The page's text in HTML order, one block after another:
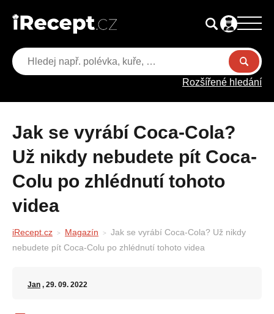
Rozšířené hledání
Jak se vyrábí Coca-Cola?
Už nikdy nebudete pít Coca-
Colu po zhlédnutí tohoto
videa
iRecept.cz Magazín
Jak se vyrábí Coca-Cola? Už nikdy
nebudete pít Coca-Colu po zhlédnutí tohoto videa
Jan , 29. 09. 2022